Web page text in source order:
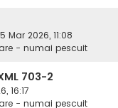
Mar 2026, 11:08
- numai pescuit
703-2
16:17
- numai pescuit